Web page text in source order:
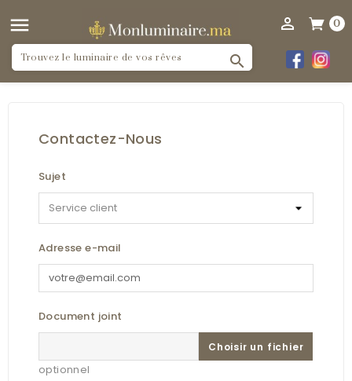
 0


Contactez-Nous
Sujet
Adresse e-mail
Document joint
Choisir un fichier
optionnel